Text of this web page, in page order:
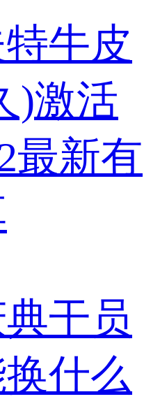
牛皮
)激活
最新有
干员
什么